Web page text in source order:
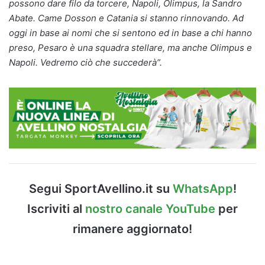
possono dare filo da torcere, Napoli, Olimpus, la Sandro
Abate. Came Dosson e Catania si stanno rinnovando. Ad
oggi in base ai nomi che si sentono ed in base a chi hanno
preso, Pesaro è una squadra stellare, ma anche Olimpus e
Napoli. Vedremo ciò che succederà”.
Segui SportAvellino.it su WhatsApp!
Iscriviti al nostro canale YouTube per
rimanere aggiornato!